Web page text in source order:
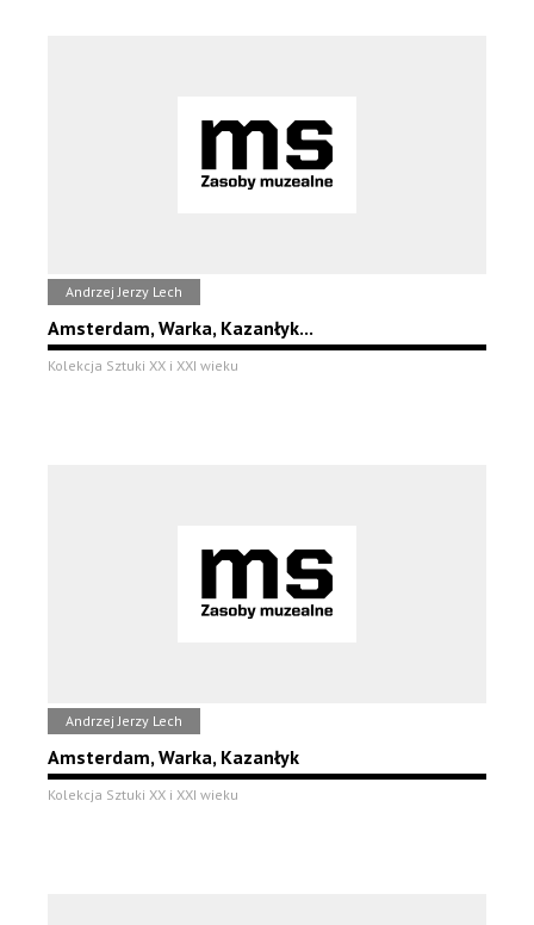
Andrzej Jerzy Lech
Amsterdam, Warka, Kazanłyk...
Kolekcja Sztuki XX i XXI wieku
Andrzej Jerzy Lech
Amsterdam, Warka, Kazanłyk
Kolekcja Sztuki XX i XXI wieku